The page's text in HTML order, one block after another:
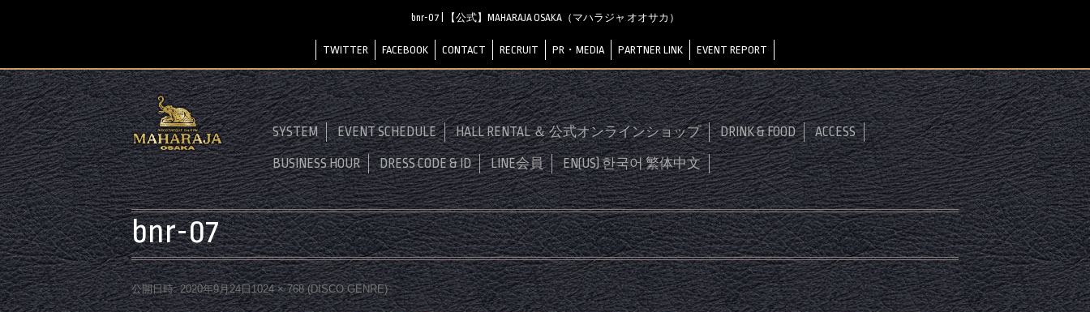
bnr-07 | 【公式】MAHARAJA OSAKA（マハラジャ オオサカ）
TWITTER FACEBOOK CONTACT RECRUIT PR・MEDIA PARTNER LINK EVENT REPORT
SYSTEM EVENT SCHEDULE HALL RENTAL ＆ 公式オンラインショップ DRINK & FOOD ACCESS
BUSINESS HOUR DRESS CODE & ID LINE会員 EN(US) 한국어 繁体中文
bnr-07
公開日時: 2020年9月24日1024 × 768(DISCO GENRE)